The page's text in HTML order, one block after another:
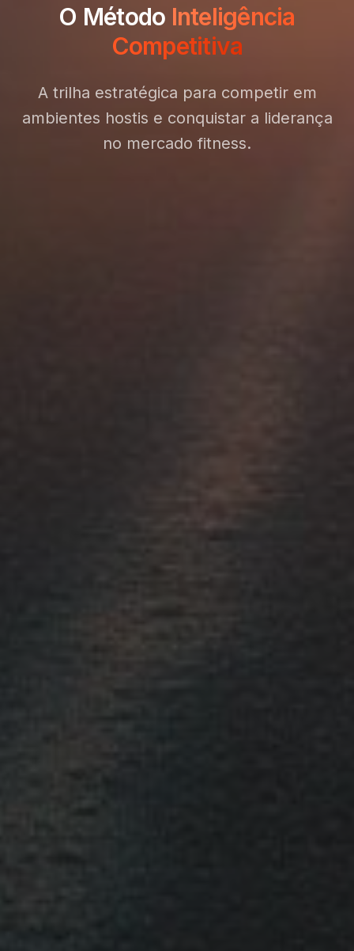
O Método Inteligência
Competitiva
A trilha estratégica para competir em
ambientes hostis e conquistar a liderança
no mercado fitness.